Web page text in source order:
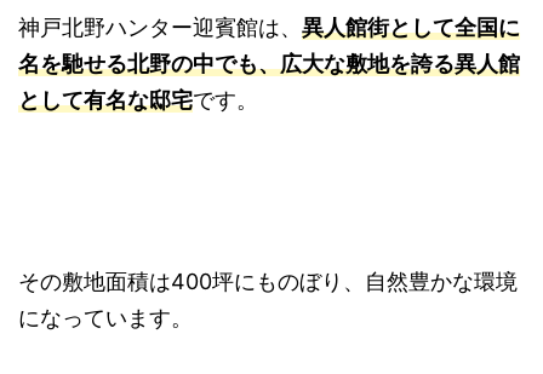
神戸北野ハンター迎賓館は、 異人館街として全国に
名を馳せる北野の中でも、広大な敷地を誇る異人館
として有名な邸宅です。
その敷地面積は400坪にものぼり、自然豊かな環境
になっています。